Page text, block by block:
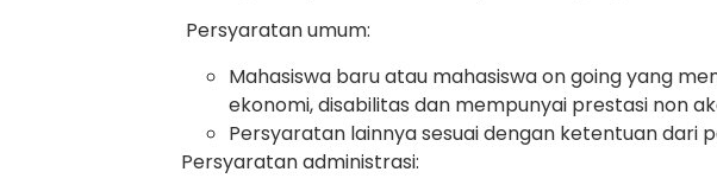
Persyaratan umum:
Mahasiswa baru atau mahasiswa on going yang
ekonomi, disabilitas dan mempunyai prestasi non
Persyaratan lainnya sesuai dengan ketentuan dari
Persyaratan administrasi: